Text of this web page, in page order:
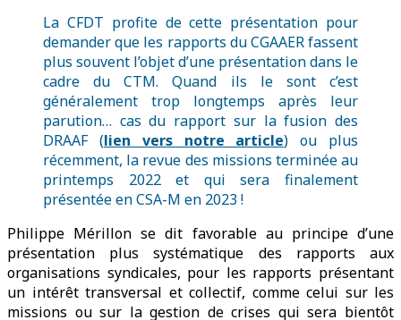
La CFDT profite de cette présentation pour
demander que les rapports du CGAAER fassent
plus souvent l’objet d’une présentation dans le
cadre du CTM. Quand ils le sont c’est
généralement trop longtemps après leur
parution… cas du rapport sur la fusion des
DRAAF (lien vers notre article) ou plus
récemment, la revue des missions terminée au
printemps 2022 et qui sera finalement
présentée en CSA-M en 2023 !
Philippe Mérillon se dit favorable au principe d’une
présentation plus systématique des rapports aux
organisations syndicales, pour les rapports présentant
un intérêt transversal et collectif, comme celui sur les
missions ou sur la gestion de crises qui sera bientôt